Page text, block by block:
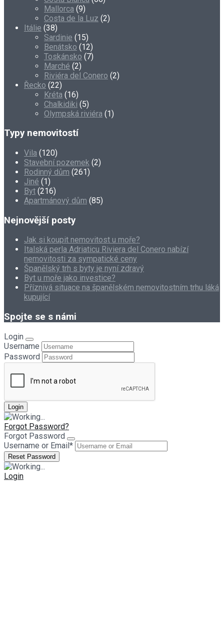
Mallorca (9)
Costa de la Luz (2)
Itálie (38)
Sardinie (15)
Benátsko (12)
Toskánsko (7)
Marché (2)
Riviéra del Conero (2)
Řecko (22)
Kréta (16)
Chalkidiki (5)
Olympská riviéra (1)
Typy nemovitostí
Vila (120)
Stavební pozemek (2)
Rodinný dům (261)
Jiné (1)
Byt (216)
Apartmánový dům (85)
Nejnovější posty
Jak si koupit nemovitost u moře?
Italská perla Adriaticu Riviera del Conero nabízí
nemovitosti za sympatické ceny
Španělský trh s byty je nyní zdravý
Byt u moře jako investice?
Příznivá situace na španělském nemovitostním trhu láká
kupující
Spojte se s námi
Login
Username
Password
Forgot Password?
Forgot Password
Username or Email*
Login